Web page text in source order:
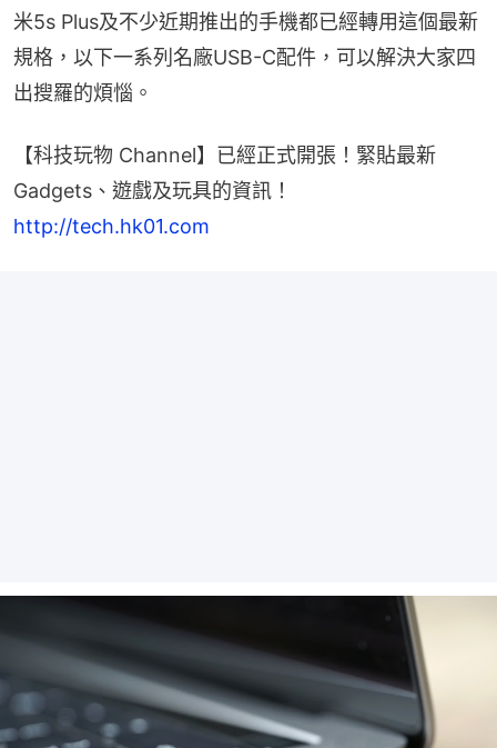
米5s Plus及不少近期推出的手機都已經轉用這個最新
規格，以下一系列名廠USB-C配件，可以解決大家四
出搜羅的煩惱。
【科技玩物 Channel】已經正式開張！緊貼最新
Gadgets、遊戲及玩具的資訊！
http://tech.hk01.com